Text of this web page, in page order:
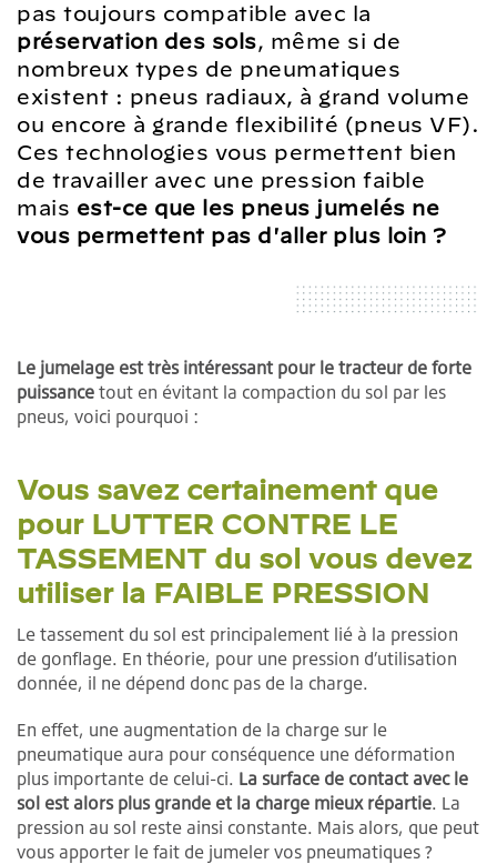
pas toujours compatible avec la
préservation des sols, même si de
nombreux types de pneumatiques
existent : pneus radiaux, à grand volume
ou encore à grande flexibilité (pneus VF).
Ces technologies vous permettent bien
de travailler avec une pression faible
mais est-ce que les pneus jumelés ne
vous permettent pas d'aller plus loin ?
Le jumelage est très intéressant pour le tracteur de forte
puissance tout en évitant la compaction du sol par les
pneus, voici pourquoi :
Vous savez certainement que
pour LUTTER CONTRE LE
TASSEMENT du sol vous devez
utiliser la FAIBLE PRESSION
Le tassement du sol est principalement lié à la pression
de gonflage. En théorie, pour une pression d’utilisation
donnée, il ne dépend donc pas de la charge.
En effet, une augmentation de la charge sur le
pneumatique aura pour conséquence une déformation
plus importante de celui-ci. La surface de contact avec le
sol est alors plus grande et la charge mieux répartie. La
pression au sol reste ainsi constante. Mais alors, que peut
vous apporter le fait de jumeler vos pneumatiques ?